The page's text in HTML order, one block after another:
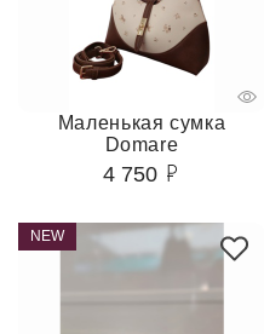
Маленькая сумка
Domare
4 750
NEW